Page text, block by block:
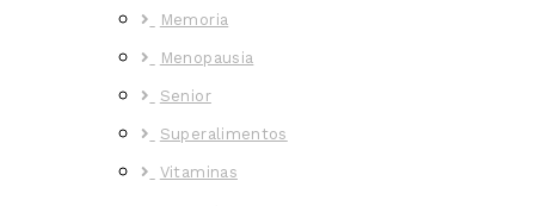
Memoria
Menopausia
Senior
Superalimentos
Vitaminas